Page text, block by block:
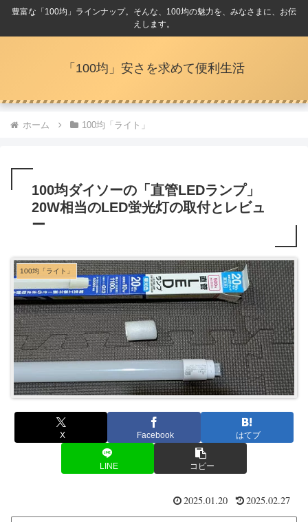
豊富な「100均」ラインナップ。そんな、100均の魅力を、みなさまに、お伝
えします。
「100均」安さを求めて便利生活
ホーム 100均「ライト」
100均ダイソーの「直管LEDランプ」
20W相当のLED蛍光灯の取付とレビュ
ー
100均「ライト」
X Facebook はてブ
LINE コピー
2025.01.20 2025.02.27